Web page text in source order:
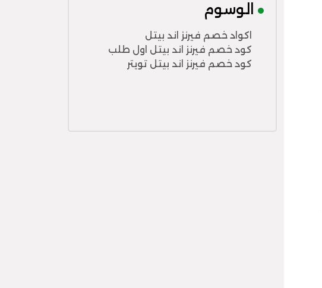
الوسوم
اكواد خصم فيرنز اند بيتل
كود خصم فيرنز اند بيتل اول طلب
كود خصم فيرنز اند بيتل تويتر